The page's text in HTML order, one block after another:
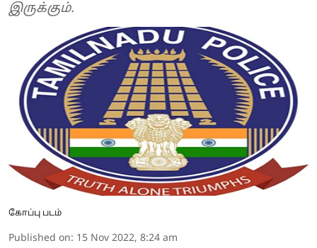
இருக்கும்.
கோப்பு படம்
Published on: 15 Nov 2022, 8:24 am